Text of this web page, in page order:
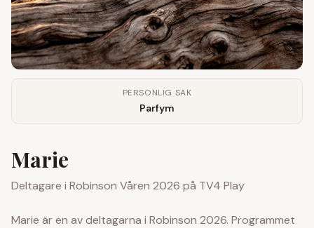
PERSONLIG SAK
Parfym
Marie
Deltagare i Robinson Våren 2026 på TV4 Play
Marie är en av deltagarna i Robinson 2026. Programmet